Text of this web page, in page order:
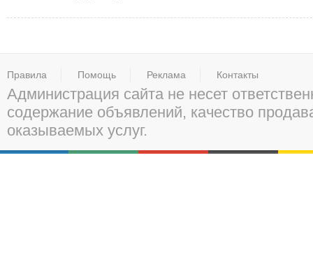
Правила Помощь Реклама Контакты
Администрация сайта не несет
содержание объявлений, качество
оказываемых услуг.